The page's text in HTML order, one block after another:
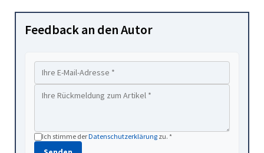
Feedback an den Autor
Ich stimme derDatenschutzerklärung zu. *